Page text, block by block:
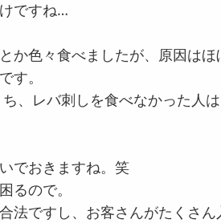
ですね…
か色々食べましたが、原因はほ
す。
、レバ刺しを食べなかった人
でおきますね。笑
るので。
法ですし、お客さんがたくさん